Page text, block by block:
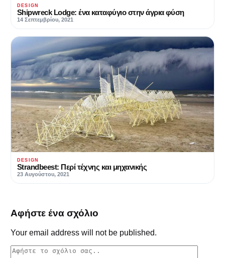
DESIGN
Shipwreck Lodge: ένα καταφύγιο στην άγρια φύση
14 Σεπτεμβρίου, 2021
DESIGN
Strandbeest: Περί τέχνης και μηχανικής
23 Αυγούστου, 2021
Αφήστε ένα σχόλιο
Your email address will not be published.